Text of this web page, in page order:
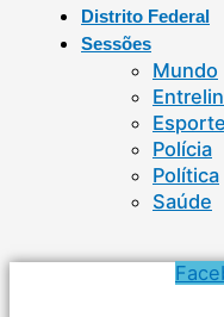
Distrito Federal
Sessões
Mundo
Esporte
Polícia
Política
Saúde